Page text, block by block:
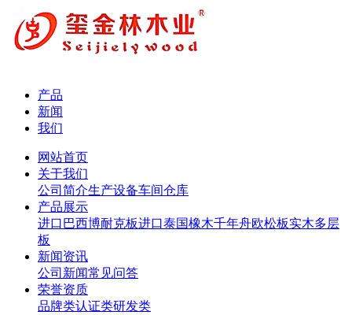
产品
新闻
我们
网站首页
关于我们
公司简介生产设备车间仓库
产品展示
进口巴西博耐克板进口泰国橡木千年舟欧松板实木多层
板
新闻资讯
公司新闻常见问答
荣誉资质
品牌类认证类研发类